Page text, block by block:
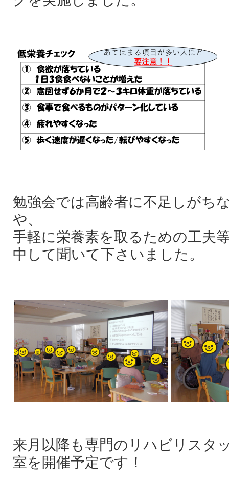
勉強会では高齢者に不足しがち
や、
手軽に栄養素を取るための工夫
中して聞いて下さいました。
来月以降も専門のリハビリスタ
室を開催予定です！